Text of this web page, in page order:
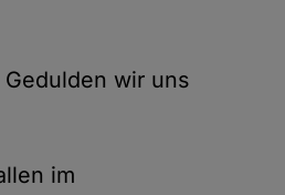
wir uns
im